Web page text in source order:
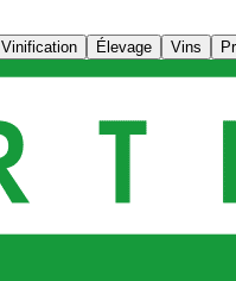
Vinification Élevage Vins